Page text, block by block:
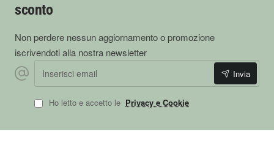
sconto
Non perdere nessun aggiornamento o promozione
iscrivendoti alla nostra newsletter
Inserisci
email
Invia
Ho letto e accetto le Privacy e Cookie